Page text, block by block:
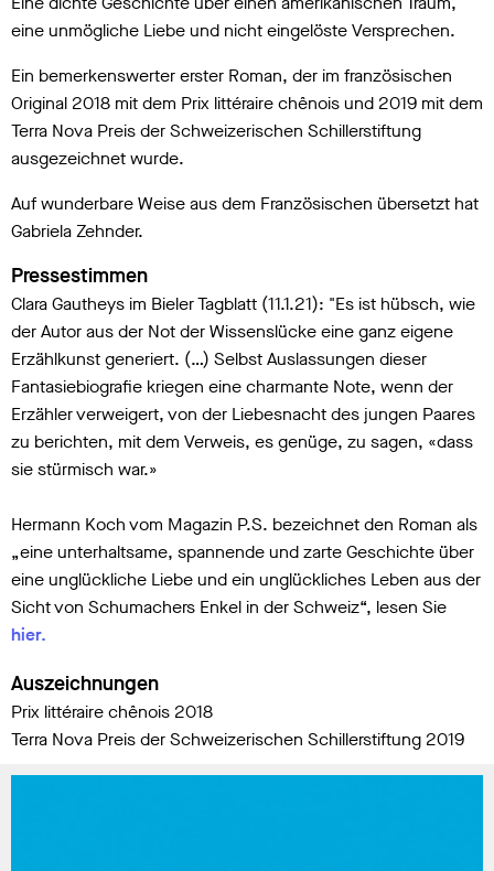
eine unmögliche Liebe und nicht eingelöste Versprechen.
Ein bemerkenswerter erster Roman, der im französischen
Original 2018 mit dem Prix littéraire chênois und 2019 mit dem
Terra Nova Preis der Schweizerischen Schillerstiftung
ausgezeichnet wurde.
Auf wunderbare Weise aus dem Französischen übersetzt hat
Gabriela Zehnder.
Pressestimmen
Clara Gautheys im Bieler Tagblatt (11.1.21): "Es ist hübsch, wie
der Autor aus der Not der Wissenslücke eine ganz eigene
Erzählkunst generiert. (…) Selbst Auslassungen dieser
Fantasiebiografie kriegen eine charmante Note, wenn der
Erzähler verweigert, von der Liebesnacht des jungen Paares
zu berichten, mit dem Verweis, es genüge, zu sagen, «dass
sie stürmisch war.»
Hermann Koch vom Magazin P.S. bezeichnet den Roman als
„eine unterhaltsame, spannende und zarte Geschichte über
eine unglückliche Liebe und ein unglückliches Leben aus der
Sicht von Schumachers Enkel in der Schweiz“, lesen Sie
hier.
Auszeichnungen
Prix littéraire chênois 2018
Terra Nova Preis der Schweizerischen Schillerstiftung 2019